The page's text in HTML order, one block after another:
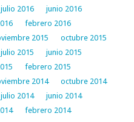
julio 2016
junio 2016
febrero 2016
2015
octubre 2015
julio 2015
junio 2015
febrero 2015
2014
octubre 2014
julio 2014
junio 2014
febrero 2014